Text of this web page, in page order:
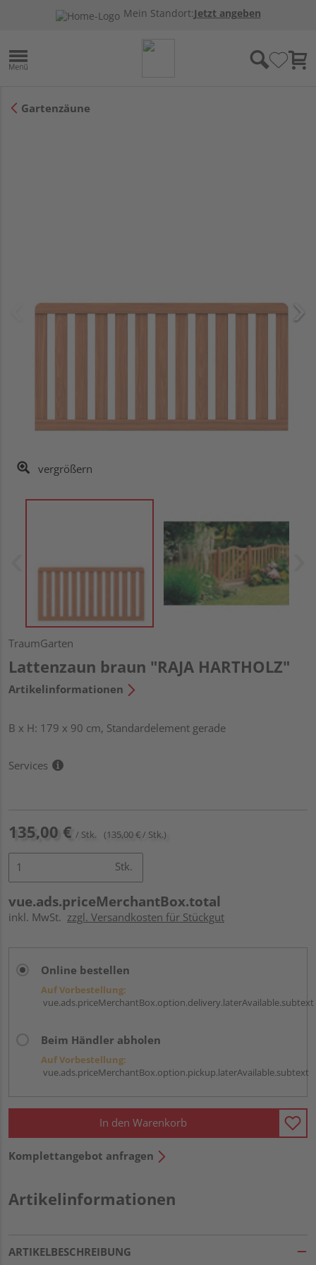
Mein Standort:Jetzt angeben
Gartenzäune
vergrößern
TraumGarten
Lattenzaun braun "RAJA HARTHOLZ"
Artikelinformationen
B x H: 179 x 90 cm, Standardelement gerade
Services
135,00 € / Stk. (135,00 € / Stk.)
Stk.
vue.ads.priceMerchantBox.total
inkl. MwSt. zzgl. Versandkosten für Stückgut
Online bestellen
Auf Vorbestellung:
vue.ads.priceMerchantBox.option.delivery.laterAvailable.subtext
Beim Händler abholen
Auf Vorbestellung:
vue.ads.priceMerchantBox.option.pickup.laterAvailable.subtext
In den Warenkorb
Komplettangebot anfragen
Artikelinformationen
ARTIKELBESCHREIBUNG